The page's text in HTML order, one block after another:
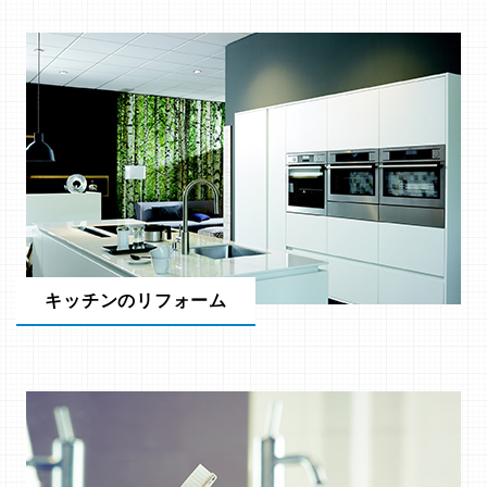
キッチンのリフォーム